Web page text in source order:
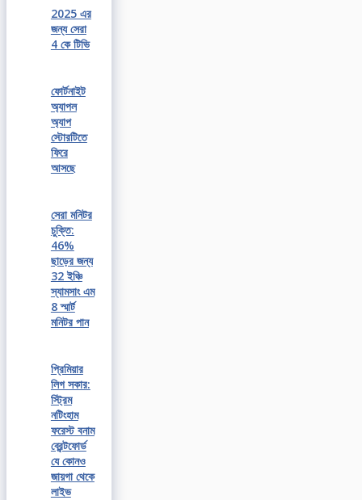
2025 এর
জন্য সেরা
4 কে টিভি
ফোর্টনাইট
অ্যাপল
অ্যাপ
স্টোরটিতে
ফিরে
আসছে
সেরা মনিটর
চুক্তি:
46%
ছাড়ের জন্য
32 ইঞ্চি
স্যামসাং এম
8 স্মার্ট
মনিটর পান
প্রিমিয়ার
লিগ সকার:
স্ট্রিম
নটিংহাম
ফরেস্ট বনাম
ব্রেন্টফোর্ড
যে কোনও
জায়গা থেকে
লাইভ